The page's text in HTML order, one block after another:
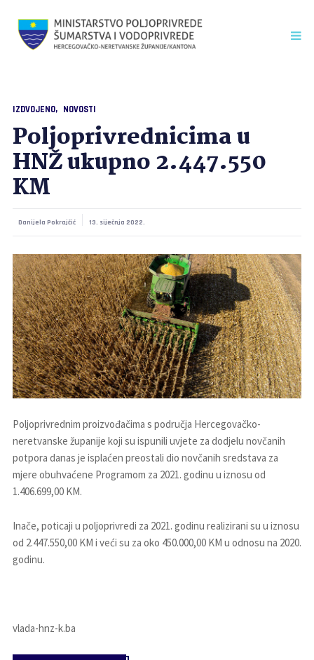
IZDVOJENO NOVOSTI
Poljoprivrednicima u
HNŽ ukupno 2.447.550
KM
Danijela Pokrajčić 13. siječnja 2022.
Poljoprivrednim proizvođačima s područja Hercegovačko-
neretvanske županije koji su ispunili uvjete za dodjelu novčanih
potpora danas je isplaćen preostali dio novčanih sredstava za
mjere obuhvaćene Programom za 2021. godinu u iznosu od
1.406.699,00 KM.
Inače, poticaji u poljoprivredi za 2021. godinu realizirani su u iznosu
od 2.447.550,00 KM i veći su za oko 450.000,00 KM u odnosu na 2020.
godinu.
vlada-hnz-k.ba